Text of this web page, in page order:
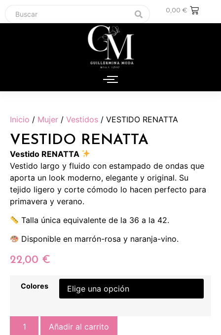
0,00€
Inicio / Mujer / Vestidos / VESTIDO RENATTA
VESTIDO RENATTA
Vestido RENATTA
Vestido largo y fluido con estampado de ondas que
aporta un look moderno, elegante y original. Su
tejido ligero y corte cómodo lo hacen perfecto para
primavera y verano.
Talla única equivalente de la 36 a la 42.
Disponible en marrón-rosa y naranja-vino.
22,00 €
Colores
Añadir al carrito